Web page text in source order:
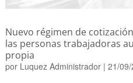
Nuevo régimen de
las personas trabajadoras
propia
por Luquez Administrador| 21/